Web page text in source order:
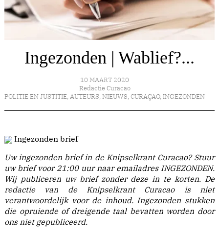
Ingezonden | Wablief?...
10 MAART 2020
Redactie Curacao
POLITIE EN JUSTITIE, AUTEURS, NIEUWS, CURAÇAO, INGEZONDEN
Ingezonden brief
Uw ingezonden brief in de Knipselkrant Curacao? Stuur
uw brief voor 21:00 uur naar emailadres INGEZONDEN.
Wij publiceren uw brief zonder deze in te korten. De
redactie van de Knipselkrant Curacao is niet
verantwoordelijk voor de inhoud. Ingezonden stukken
die opruiende of dreigende taal bevatten worden door
ons niet gepubliceerd.